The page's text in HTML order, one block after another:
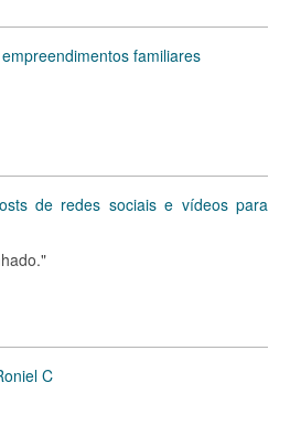
familiares
de redes sociais e vídeos para
C